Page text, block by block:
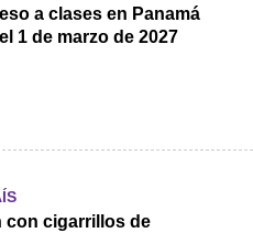
a clases en Panamá
1 de marzo de 2027
con cigarrillos de